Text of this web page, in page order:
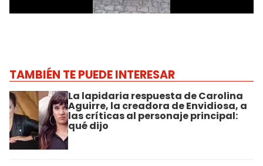
TAMBIÉN TE PUEDE INTERESAR
La lapidaria respuesta de Carolina
Aguirre, la creadora de Envidiosa, a
las críticas al personaje principal:
qué dijo